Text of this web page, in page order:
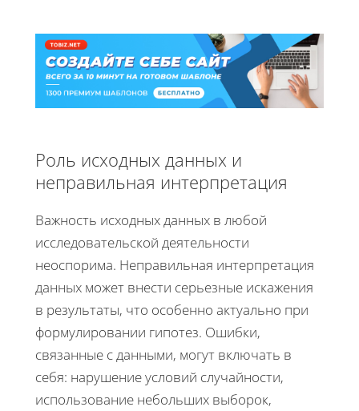
Роль исходных данных и
неправильная интерпретация
Важность исходных данных в любой
исследовательской деятельности
неоспорима. Неправильная интерпретация
данных может внести серьезные искажения
в результаты, что особенно актуально при
формулировании гипотез. Ошибки,
связанные с данными, могут включать в
себя: нарушение условий случайности,
использование небольших выборок,